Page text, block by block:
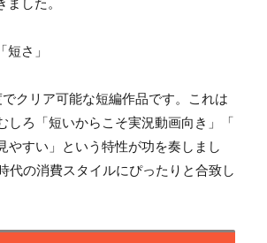
さ」
クリア可能な短編作品です。
これは
しろ「短いからこそ実況動画向き」「
やすい」という特性が功を奏しまし
代の消費スタイルにぴったりと合致し